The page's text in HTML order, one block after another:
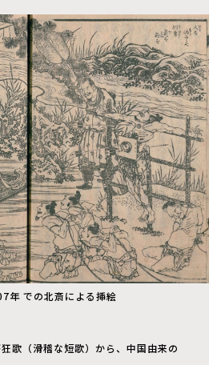
年 での北斎による挿絵
歌（滑稽な短歌）から、中国由来の